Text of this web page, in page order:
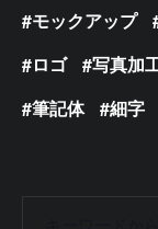
モックアップ
ロゴ
写真加
筆記体
細字